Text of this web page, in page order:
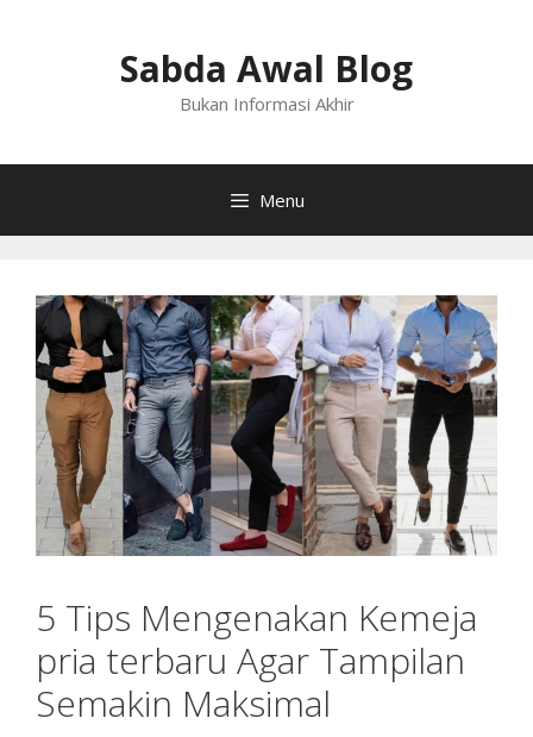
Sabda Awal Blog
Bukan Informasi Akhir
Menu
5 Tips Mengenakan Kemeja
pria terbaru Agar Tampilan
Semakin Maksimal